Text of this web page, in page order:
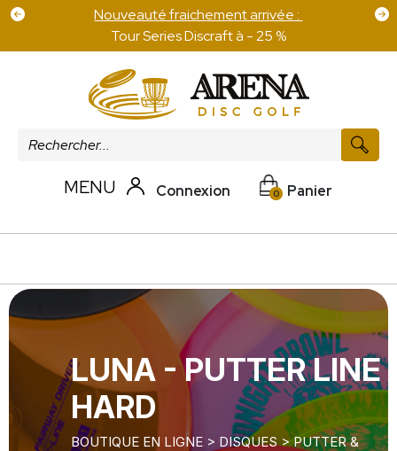
Frais de port offert pour 100 € d'achat sur les
disques
MENU Connexion 0 Panier
LUNA - PUTTER LINE
HARD
BOUTIQUE EN LIGNE > DISQUES>PUTTER &